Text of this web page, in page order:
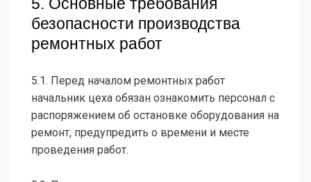
5. Основные требования
безопасности производства
ремонтных работ
5.1. Перед началом ремонтных работ
начальник цеха обязан ознакомить персонал с
распоряжением об остановке оборудования на
ремонт, предупредить o времени и месте
проведения работ.